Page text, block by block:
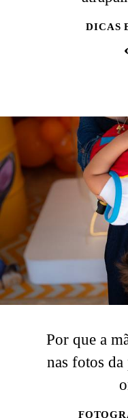
DICAS
Por que a
nas fotos